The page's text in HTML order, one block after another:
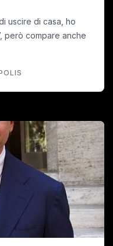
uscire di casa, ho
però compare anche